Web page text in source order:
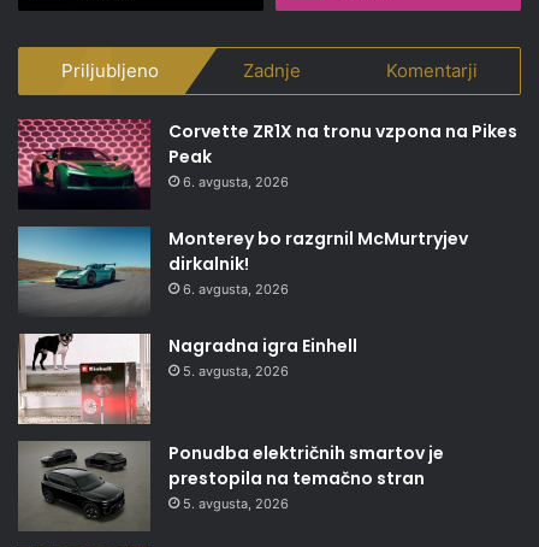
Priljubljeno Zadnje Komentarji
Corvette ZR1X na tronu vzpona na Pikes
Peak
6. avgusta, 2026
Monterey bo razgrnil McMurtryjev
dirkalnik!
6. avgusta, 2026
Nagradna igra Einhell
5. avgusta, 2026
Ponudba električnih smartov je
prestopila na temačno stran
5. avgusta, 2026